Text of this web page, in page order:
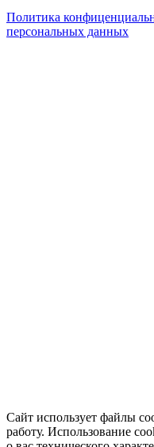
Политика
персональных данных
Сайт использует файлы
работу. Использование